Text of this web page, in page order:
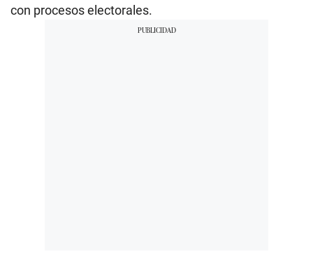
con procesos electorales.